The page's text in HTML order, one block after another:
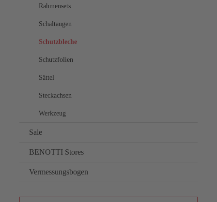
Rahmensets
Schaltaugen
Schutzbleche
Schutzfolien
Sättel
Steckachsen
Werkzeug
Sale
BENOTTI Stores
Vermessungsbogen